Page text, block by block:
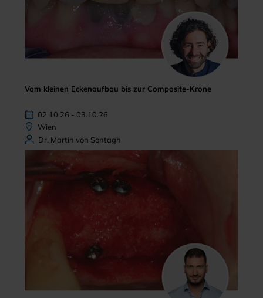
Vom kleinen Eckenaufbau bis zur Composite-Krone
02.10.26 - 03.10.26
Wien
Dr. Martin von Sontagh